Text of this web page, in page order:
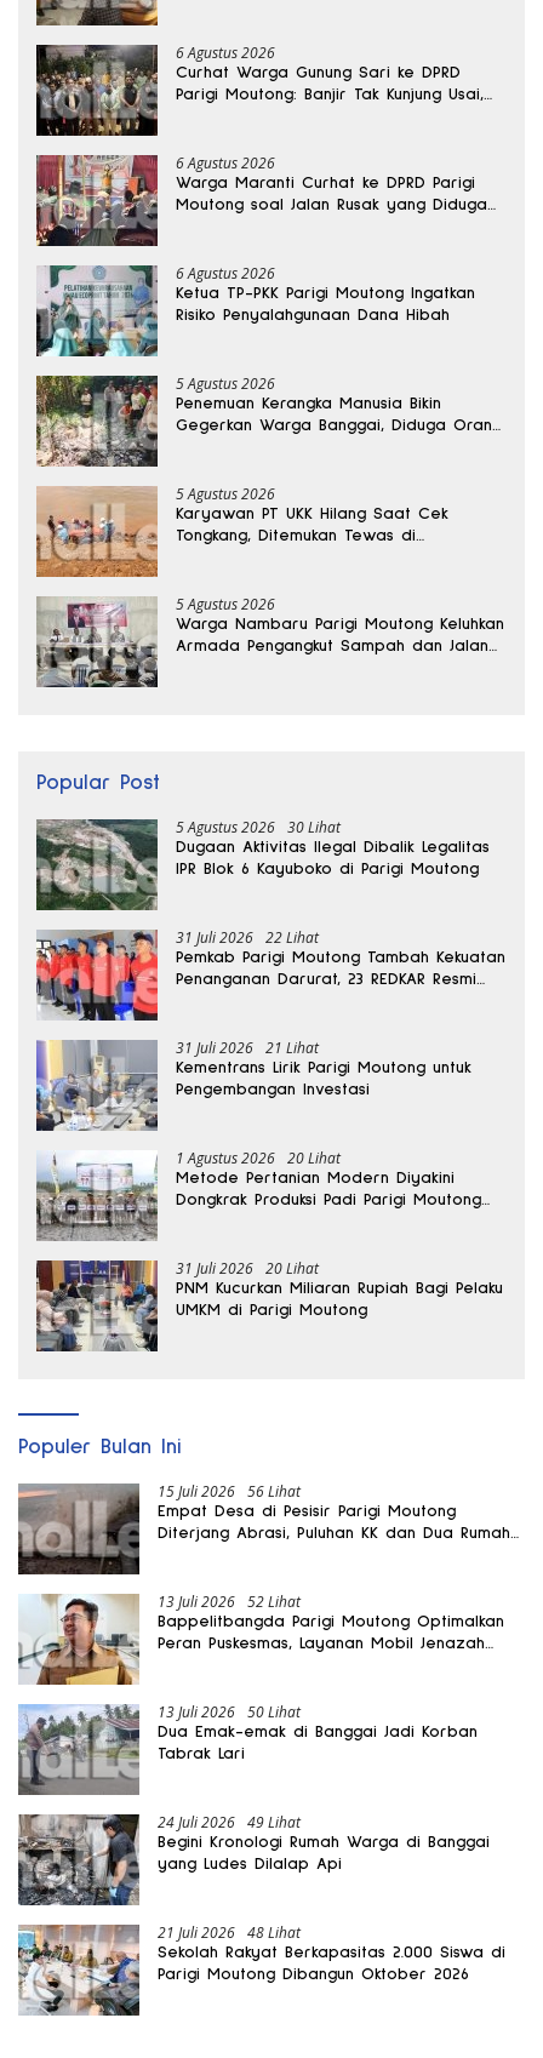
6 Agustus 2026
Curhat Warga Gunung Sari ke DPRD
Parigi Moutong: Banjir Tak Kunjung Usai,
6 Agustus 2026
Warga Maranti Curhat ke DPRD Parigi
Moutong soal Jalan Rusak yang Diduga
6 Agustus 2026
Ketua TP-PKK Parigi Moutong Ingatkan
Risiko Penyalahgunaan Dana Hibah
5 Agustus 2026
Penemuan Kerangka Manusia Bikin
Gegerkan Warga Banggai, Diduga Orang
5 Agustus 2026
Karyawan PT UKK Hilang Saat Cek
Tongkang, Ditemukan Tewas di
5 Agustus 2026
Warga Nambaru Parigi Moutong Keluhkan
Armada Pengangkut Sampah dan Jalan
Popular Post
5 Agustus 2026 30 Lihat
Dugaan Aktivitas Ilegal Dibalik Legalitas
IPR Blok 6 Kayuboko di Parigi Moutong
31 Juli 2026 22 Lihat
Pemkab Parigi Moutong Tambah Kekuatan
Penanganan Darurat, 23 REDKAR Resmi
31 Juli 2026 21 Lihat
Kementrans Lirik Parigi Moutong untuk
Pengembangan Investasi
1 Agustus 2026 20 Lihat
Metode Pertanian Modern Diyakini
Dongkrak Produksi Padi Parigi Moutong
31 Juli 2026 20 Lihat
PNM Kucurkan Miliaran Rupiah Bagi Pelaku
UMKM di Parigi Moutong
Populer Bulan Ini
15 Juli 2026 56 Lihat
Empat Desa di Pesisir Parigi Moutong
Diterjang Abrasi, Puluhan KK dan Dua Rumah
13 Juli 2026 52 Lihat
Bappelitbangda Parigi Moutong Optimalkan
Peran Puskesmas, Layanan Mobil Jenazah
13 Juli 2026 50 Lihat
Dua Emak-emak di Banggai Jadi Korban
Tabrak Lari
24 Juli 2026 49 Lihat
Begini Kronologi Rumah Warga di Banggai
yang Ludes Dilalap Api
21 Juli 2026 48 Lihat
Sekolah Rakyat Berkapasitas 2.000 Siswa di
Parigi Moutong Dibangun Oktober 2026